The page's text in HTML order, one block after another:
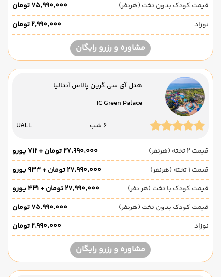
قیمت کودک بدون تخت (هرنفر)
۷۵٬۹۹۰٬۰۰۰ تومان
نوزاد
۲٬۹۹۰٬۰۰۰ تومان
مشاوره و رزرو رایگان
هتل آی سی گرین پالاس آنتالیا
IC Green Palace
6 شب UALL
قیمت 2 تخته (هرنفر)
۲۷٬۹۹۰٬۰۰۰ تومان + ۷۱۲ یورو
قیمت 1 تخته (هرنفر)
۲۷٬۹۹۰٬۰۰۰ تومان + ۹۳۳ یورو
قیمت کودک با تخت (هر نفر)
۲۷٬۹۹۰٬۰۰۰ تومان + ۴۳۱ یورو
قیمت کودک بدون تخت (هرنفر)
۷۵٬۹۹۰٬۰۰۰ تومان
نوزاد
۲٬۹۹۰٬۰۰۰ تومان
مشاوره و رزرو رایگان